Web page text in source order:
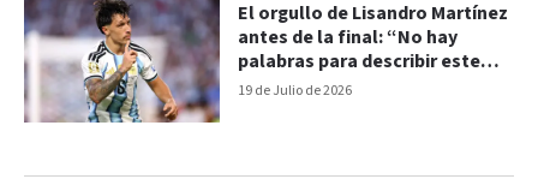
19 de Julio de 2026
El orgullo de Lisandro Martínez
antes de la final: “No hay
palabras para describir este
grupo”